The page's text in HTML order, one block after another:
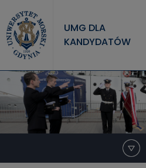
UMG DLA
KANDYDATÓW